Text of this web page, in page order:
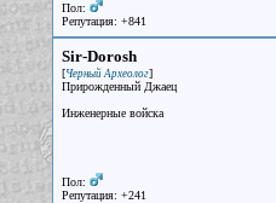
Пол:
Репутация: +841
Sir-Dorosh
[Черный Археолог]
Прирожденный Джаец
Инженерные войска
Пол:
Репутация: +241